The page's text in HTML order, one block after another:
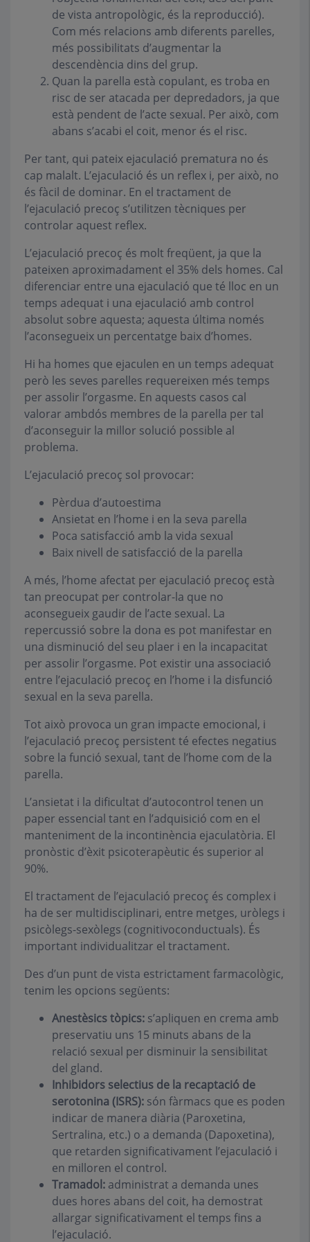
de vista antropològic, és la reproducció).
Com més relacions amb diferents parelles,
més possibilitats d’augmentar la
descendència dins del grup.
Quan la parella està copulant, es troba en
risc de ser atacada per depredadors, ja que
està pendent de l’acte sexual. Per això, com
abans s’acabi el coit, menor és el risc.
Per tant, qui pateix ejaculació prematura no és
cap malalt. L’ejaculació és un reflex i, per això, no
és fàcil de dominar. En el tractament de
l’ejaculació precoç s’utilitzen tècniques per
controlar aquest reflex.
L’ejaculació precoç és molt freqüent, ja que la
pateixen aproximadament el 35% dels homes. Cal
diferenciar entre una ejaculació que té lloc en un
temps adequat i una ejaculació amb control
absolut sobre aquesta; aquesta última només
l’aconsegueix un percentatge baix d’homes.
Hi ha homes que ejaculen en un temps adequat
però les seves parelles requereixen més temps
per assolir l’orgasme. En aquests casos cal
valorar ambdós membres de la parella per tal
d’aconseguir la millor solució possible al
problema.
L’ejaculació precoç sol provocar:
Pèrdua d’autoestima
Ansietat en l’home i en la seva parella
Poca satisfacció amb la vida sexual
Baix nivell de satisfacció de la parella
A més, l’home afectat per ejaculació precoç està
tan preocupat per controlar-la que no
aconsegueix gaudir de l’acte sexual. La
repercussió sobre la dona es pot manifestar en
una disminució del seu plaer i en la incapacitat
per assolir l’orgasme. Pot existir una associació
entre l’ejaculació precoç en l’home i la disfunció
sexual en la seva parella.
Tot això provoca un gran impacte emocional, i
l’ejaculació precoç persistent té efectes negatius
sobre la funció sexual, tant de l’home com de la
parella.
L’ansietat i la dificultat d’autocontrol tenen un
paper essencial tant en l’adquisició com en el
manteniment de la incontinència ejaculatòria. El
pronòstic d’èxit psicoterapèutic és superior al
90%.
El tractament de l’ejaculació precoç és complex i
ha de ser multidisciplinari, entre metges, uròlegs i
psicòlegs-sexòlegs (cognitivoconductuals). És
important individualitzar el tractament.
Des d’un punt de vista estrictament farmacològic,
tenim les opcions següents:
Anestèsics tòpics: s’apliquen en crema amb
preservatiu uns 15 minuts abans de la
relació sexual per disminuir la sensibilitat
del gland.
Inhibidors selectius de la recaptació de
serotonina (ISRS): són fàrmacs que es poden
indicar de manera diària (Paroxetina,
Sertralina, etc.) o a demanda (Dapoxetina),
que retarden significativament l’ejaculació i
en milloren el control.
Tramadol: administrat a demanda unes
dues hores abans del coit, ha demostrat
allargar significativament el temps fins a
l’ejaculació.